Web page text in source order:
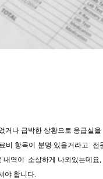
거나 급박한 상황으로 응급실
비 항목이 분명 있을거라고
역이 소상하게 나와있는데요,
야 합니다.